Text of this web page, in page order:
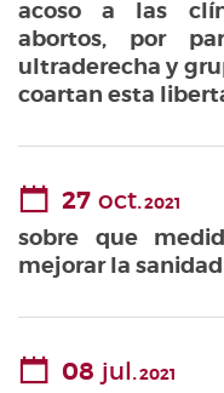
acoso a las
abortos, por
ultraderecha y
coartan esta
27 oct.2021
sobre que
mejorar la
08 jul.2021